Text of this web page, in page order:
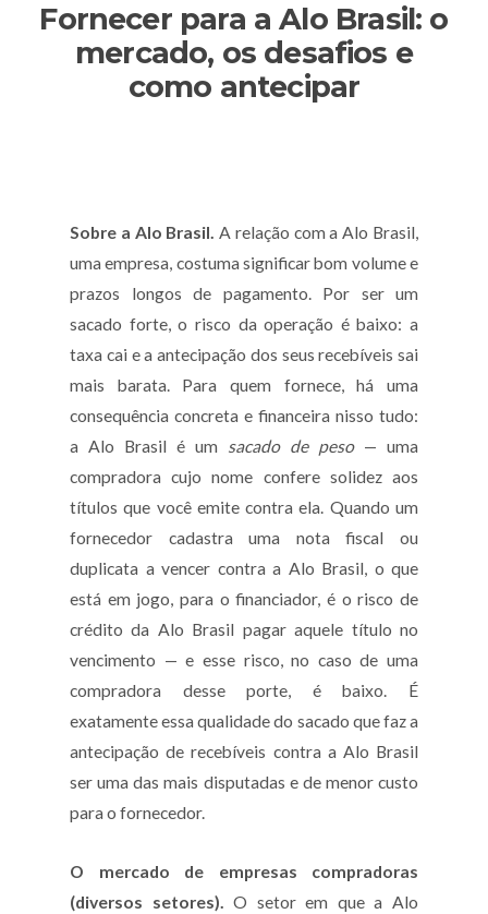
Fornecer para a Alo Brasil: o
mercado, os desafios e
como antecipar
Sobre a Alo Brasil. A relação com a Alo Brasil,
uma empresa, costuma significar bom volume e
prazos longos de pagamento. Por ser um
sacado forte, o risco da operação é baixo: a
taxa cai e a antecipação dos seus recebíveis sai
mais barata. Para quem fornece, há uma
consequência concreta e financeira nisso tudo:
a Alo Brasil é um sacado de peso— uma
compradora cujo nome confere solidez aos
títulos que você emite contra ela. Quando um
fornecedor cadastra uma nota fiscal ou
duplicata a vencer contra a Alo Brasil, o que
está em jogo, para o financiador, é o risco de
crédito da Alo Brasil pagar aquele título no
vencimento — e esse risco, no caso de uma
compradora desse porte, é baixo. É
exatamente essa qualidade do sacado que faz a
antecipação de recebíveis contra a Alo Brasil
ser uma das mais disputadas e de menor custo
para o fornecedor.
O mercado de empresas compradoras
(diversos setores). O setor em que a Alo